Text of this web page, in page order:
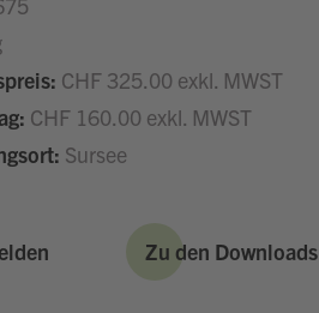
CHF 325.00 exkl. MWST
CHF 160.00 exkl. MWST
Sursee
Zu den Downloads